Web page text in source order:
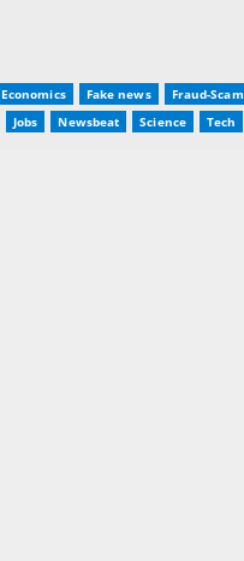
Economics Fake news Fraud-Scam
Jobs Newsbeat Science Tech